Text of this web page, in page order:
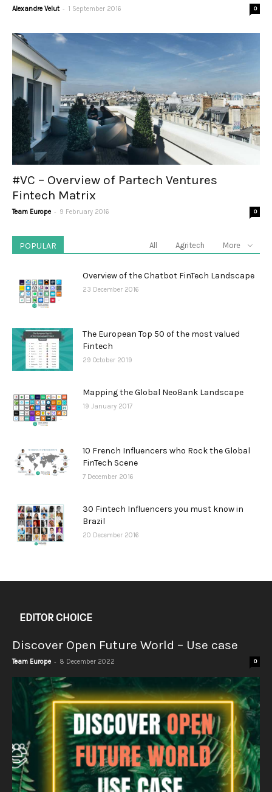
Alexandre Velut - 1 September 2016 0
#VC – Overview of Partech Ventures
Fintech Matrix
Team Europe - 9 February 2016 0
POPULAR All Agritech More
Overview of the Chatbot FinTech Landscape
23 December 2016
The European Top 50 of the most valued
Fintech
29 October 2019
Mapping the Global NeoBank Landscape
19 January 2017
10 French Influencers who Rock the Global
FinTech Scene
7 December 2016
30 Fintech Influencers you must know in
Brazil
20 December 2016
EDITOR CHOICE
Discover Open Future World – Use case
Team Europe - 8 December 2022 0